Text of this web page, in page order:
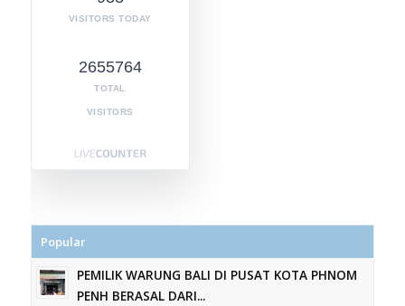
VISITORS TODAY
2655764
TOTAL
VISITORS
Popular
PEMILIK WARUNG BALI DI PUSAT KOTA PHNOM
PENH BERASAL DARI...